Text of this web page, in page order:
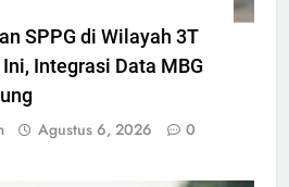
SPPG di Wilayah 3T
Integrasi Data MBG
Agustus 6, 2026 0